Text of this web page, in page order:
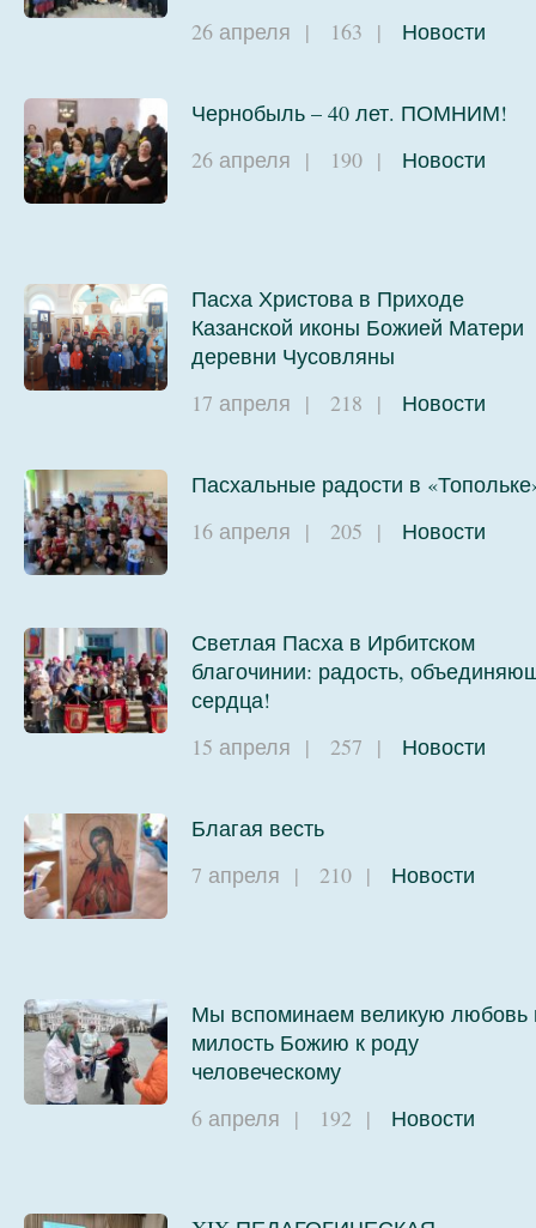
26 апреля | 163 | Новости
Чернобыль – 40 лет. ПОМНИМ!
26 апреля | 190 | Новости
Пасха Христова в Приходе
Казанской иконы Божией Матери
деревни Чусовляны
17 апреля | 218 | Новости
Пасхальные радости в
16 апреля | 205 | Новости
Светлая Пасха в Ирбитском
благочинии: радость,
сердца!
15 апреля | 257 | Новости
Благая весть
7 апреля | 210 | Новости
Мы вспоминаем великую любовь
милость Божию к роду
человеческому
6 апреля | 192 | Новости